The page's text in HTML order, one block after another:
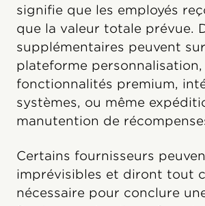
signifie que les employés
que la valeur totale prévue.
supplémentaires peuvent
plateforme personnalisation,
fonctionnalités premium,
systèmes, ou même
manutention de
Certains fournisseurs
imprévisibles et diront tout
nécessaire pour conclure